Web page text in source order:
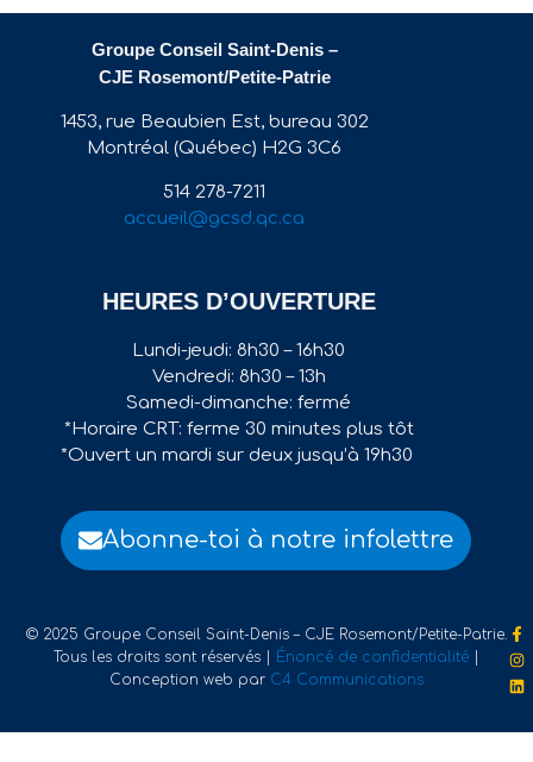
Groupe Conseil Saint-Denis –
CJE Rosemont/Petite-Patrie
1453, rue Beaubien Est, bureau 302
Montréal (Québec) H2G 3C6
514 278-7211
accueil@gcsd.qc.ca
HEURES D’OUVERTURE
Lundi-jeudi: 8h30 – 16h30
Vendredi: 8h30 – 13h
Samedi-dimanche: fermé
*Horaire CRT: ferme 30 minutes plus tôt
*Ouvert un mardi sur deux jusqu’à 19h30
Abonne-toi à notre infolettre
© 2025 Groupe Conseil Saint-Denis – CJE Rosemont/Petite-Patrie.
Tous les droits sont réservés |
Énoncé de confidentialité
Conception web par C4 Communications